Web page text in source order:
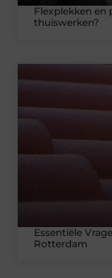
Flexplekken
thuiswerken?
Essentiële
Rotterdam